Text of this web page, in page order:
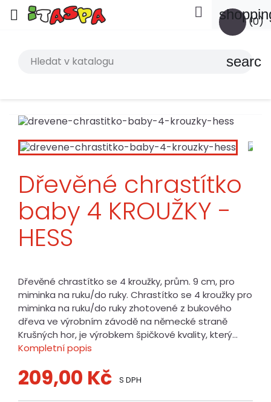
 (0)

search
Dřevěné chrastítko
baby 4 KROUŽKY -
HESS
Dřevěné chrastítko se 4 kroužky, prům. 9 cm, pro
miminka na ruku/do ruky. Chrastítko se 4 kroužky pro
miminka na ruku/do ruky zhotovené z bukového
dřeva ve výrobním závodě na německé straně
Krušných hor, je výrobkem špičkové kvality, který...
Kompletní popis
209,00 Kč S DPH